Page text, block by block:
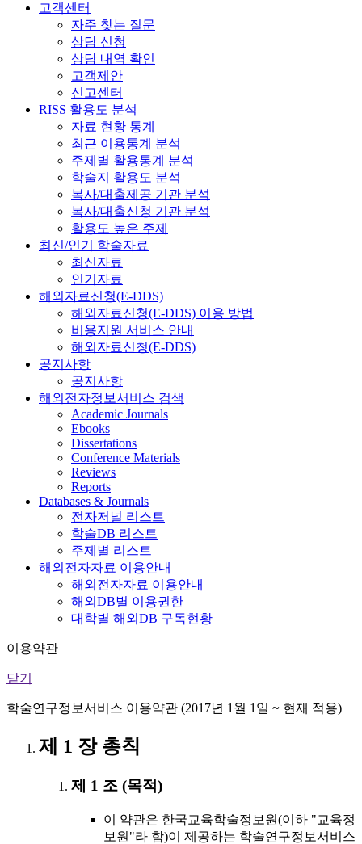
고객센터
자주 찾는 질문
상담 신청
상담 내역 확인
고객제안
신고센터
RISS 활용도 분석
자료 현황 통계
최근 이용통계 분석
주제별 활용통계 분석
학술지 활용도 분석
복사/대출제공 기관 분석
복사/대출신청 기관 분석
활용도 높은 주제
최신/인기 학술자료
최신자료
인기자료
해외자료신청(E-DDS)
해외자료신청(E-DDS) 이용 방법
비용지원 서비스 안내
해외자료신청(E-DDS)
공지사항
공지사항
해외전자정보서비스 검색
Academic Journals
Ebooks
Dissertations
Conference Materials
Reviews
Reports
Databases & Journals
전자저널 리스트
학술DB 리스트
주제별 리스트
해외전자자료 이용안내
해외전자자료 이용안내
해외DB별 이용권한
대학별 해외DB 구독현황
이용약관
닫기
학술연구정보서비스 이용약관 (2017년 1월 1일 ~ 현재 적용)
제 1 장 총칙
제 1 조 (목적)
이 약관은 한국교육학술정보원(이하 "교육정
보원"라 함)이 제공하는 학술연구정보서비스